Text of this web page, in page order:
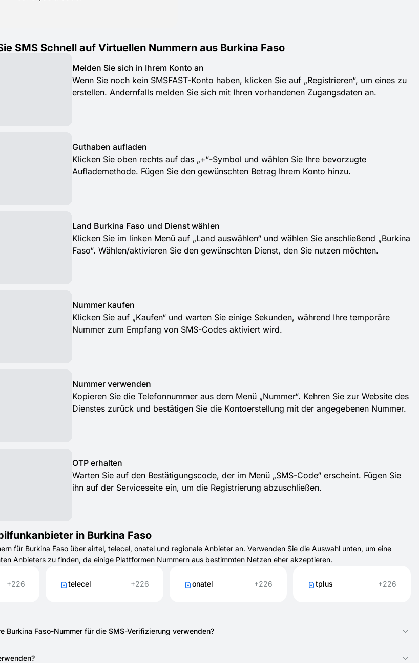
SMS Schnell auf Virtuellen Nummern aus Burkina Faso
Melden Sie sich in Ihrem Konto an
Wenn Sie noch kein SMSFAST-Konto haben, klicken Sie auf „Registrieren“, um eines zu
erstellen. Andernfalls melden Sie sich mit Ihren vorhandenen Zugangsdaten an.
Guthaben aufladen
Klicken Sie oben rechts auf das „+“-Symbol und wählen Sie Ihre bevorzugte
Auflademethode. Fügen Sie den gewünschten Betrag Ihrem Konto hinzu.
Land Burkina Faso und Dienst wählen
Klicken Sie im linken Menü auf „Land auswählen“ und wählen Sie anschließend „Burkina
Faso“. Wählen/aktivieren Sie den gewünschten Dienst, den Sie nutzen möchten.
Nummer kaufen
Klicken Sie auf „Kaufen“ und warten Sie einige Sekunden, während Ihre temporäre
Nummer zum Empfang von SMS-Codes aktiviert wird.
Nummer verwenden
Kopieren Sie die Telefonnummer aus dem Menü „Nummer“. Kehren Sie zur Website des
Dienstes zurück und bestätigen Sie die Kontoerstellung mit der angegebenen Nummer.
OTP erhalten
Warten Sie auf den Bestätigungscode, der im Menü „SMS-Code“ erscheint. Fügen Sie
ihn auf der Serviceseite ein, um die Registrierung abzuschließen.
in Burkina Faso
für Burkina Faso über airtel, telecel, onatel und regionale Anbieter an. Verwenden Sie die Auswahl unten, um eine
Anbieters zu finden, da einige Plattformen Nummern aus bestimmten Netzen eher akzeptieren.
+226 telecel +226 onatel +226 tplus +226
Burkina Faso-Nummer für die SMS-Verifizierung verwenden?